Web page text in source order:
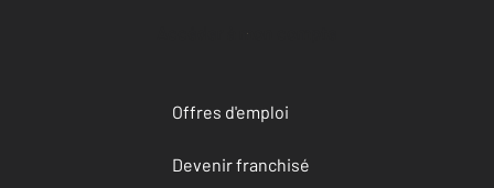
Accéder à mon compte
Offres d'emploi
Devenir franchisé